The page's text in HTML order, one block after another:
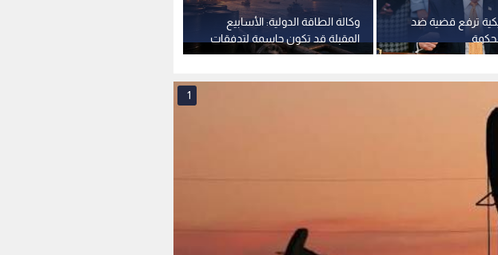
وكالة الطاقة الدولية: الأسابيع
المقبلة قد تكون حاسمة لتدفقات
النفط العالمية بسبب حرب إيران
ترفع قضية ضد
1